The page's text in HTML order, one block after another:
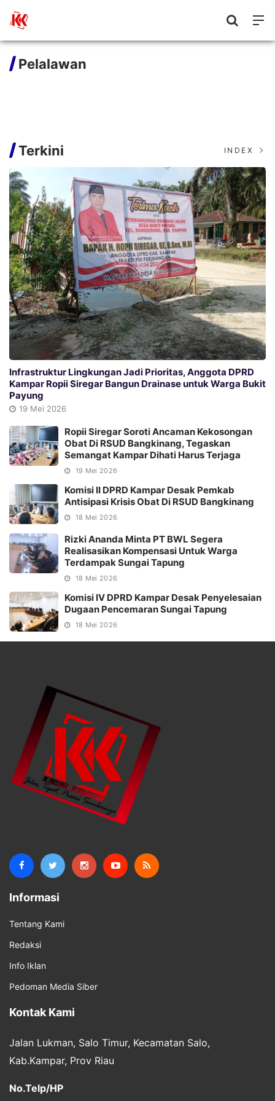
Pelalawan
Terkini INDEX
Infrastruktur Lingkungan Jadi Prioritas, Anggota DPRD
Kampar Ropii Siregar Bangun Drainase untuk Warga Bukit
Payung
19 Mei 2026
Ropii Siregar Soroti Ancaman Kekosongan
Obat Di RSUD Bangkinang, Tegaskan
Semangat Kampar Dihati Harus Terjaga
19 Mei 2026
Komisi II DPRD Kampar Desak Pemkab
Antisipasi Krisis Obat Di RSUD Bangkinang
18 Mei 2026
Rizki Ananda Minta PT BWL Segera
Realisasikan Kompensasi Untuk Warga
Terdampak Sungai Tapung
18 Mei 2026
Komisi IV DPRD Kampar Desak Penyelesaian
Dugaan Pencemaran Sungai Tapung
18 Mei 2026
Informasi
Tentang Kami
Redaksi
Info Iklan
Pedoman Media Siber
Kontak Kami
Jalan Lukman, Salo Timur, Kecamatan Salo,
Kab.Kampar, Prov Riau
No.Telp/HP